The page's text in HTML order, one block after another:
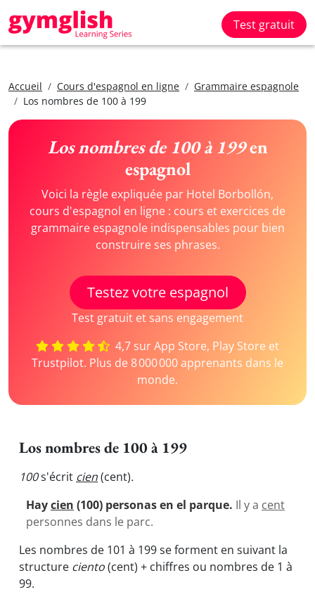
Test gratuit
Accueil Cours d'espagnol en ligne
Grammaire espagnole
Los nombres de 100 à 199
Los nombres de 100 à 199en
espagnol
Voici la règle expliquée par Hotel Borbollón,
cours d'espagnol en ligne : cours et exercices de
grammaire espagnole indispensables pour bien
construire ses phrases.
Testez votre espagnol
Test gratuit et sans engagement
4,7 sur App Store, Play Store et
Trustpilot. Plus de 8 000 000 apprenants dans le
monde.
Los nombres de 100 à 199
100s'écrit cien(cent).
Haycien (100) personas en el parque. Il y a cent
personnes dans le parc.
Les nombres de 101 à 199 se forment en suivant la
structure ciento(cent) + chiffres ou nombres de 1 à
99.